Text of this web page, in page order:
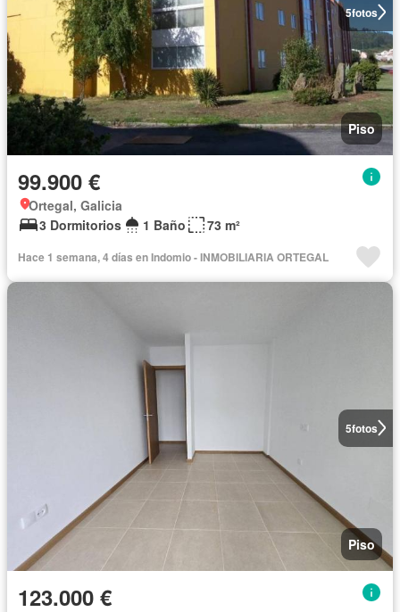
5fotos
Piso
99.900 €
Ortegal, Galicia
3 Dormitorios
1 Baño 73 m²
Hace 1 semana, 4 días en Indomio - INMOBILIARIA ORTEGAL
5fotos
Piso
123.000 €